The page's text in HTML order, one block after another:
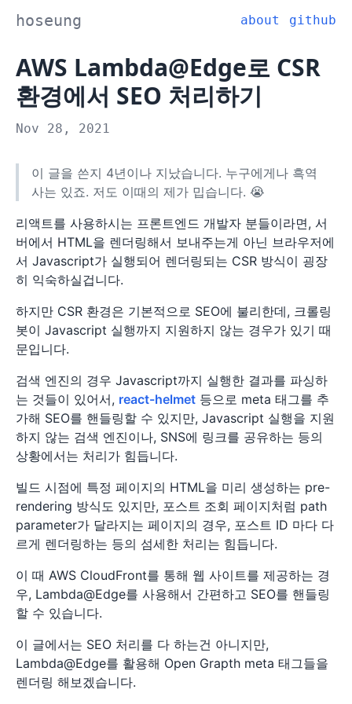
hoseung about github
AWS Lambda@Edge로 CSR
환경에서 SEO 처리하기
Nov 28, 2021
이 글을 쓴지 4년이나 지났습니다. 누구에게나 흑역
사는 있죠. 저도 이때의 제가 밉습니다. 😭
리액트를 사용하시는 프론트엔드 개발자 분들이라면, 서
버에서 HTML을 렌더링해서 보내주는게 아닌 브라우저에
서 Javascript가 실행되어 렌더링되는 CSR 방식이 굉장
히 익숙하실겁니다.
하지만 CSR 환경은 기본적으로 SEO에 불리한데, 크롤링
봇이 Javascript 실행까지 지원하지 않는 경우가 있기 때
문입니다.
검색 엔진의 경우 Javascript까지 실행한 결과를 파싱하
는 것들이 있어서, react-helmet 등으로 meta 태그를 추
가해 SEO를 핸들링할 수 있지만, Javascript 실행을 지원
하지 않는 검색 엔진이나, SNS에 링크를 공유하는 등의
상황에서는 처리가 힘듭니다.
빌드 시점에 특정 페이지의 HTML을 미리 생성하는 pre-
rendering 방식도 있지만, 포스트 조회 페이지처럼 path
parameter가 달라지는 페이지의 경우, 포스트 ID 마다 다
르게 렌더링하는 등의 섬세한 처리는 힘듭니다.
이 때 AWS CloudFront를 통해 웹 사이트를 제공하는 경
우, Lambda@Edge를 사용해서 간편하고 SEO를 핸들링
할 수 있습니다.
이 글에서는 SEO 처리를 다 하는건 아니지만,
Lambda@Edge를 활용해 Open Grapth meta 태그들을
렌더링 해보겠습니다.